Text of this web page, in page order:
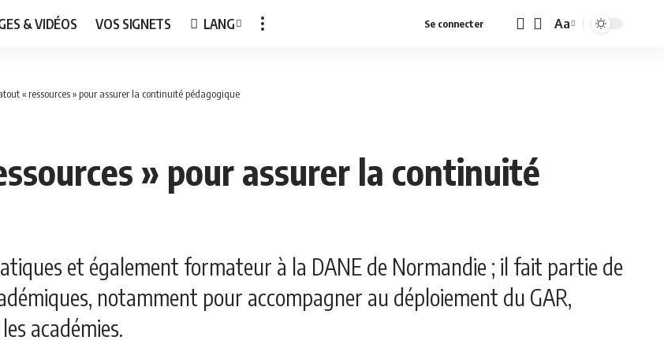
& VIDÉOS VOS SIGNETS LANG Se connecter
Font
Aa
« ressources » pour assurer la continuité pédagogique
» pour assurer la continuité
et également formateur à la DANE de Normandie ; il fait partie de
notamment pour accompagner au déploiement du GAR,
académies.